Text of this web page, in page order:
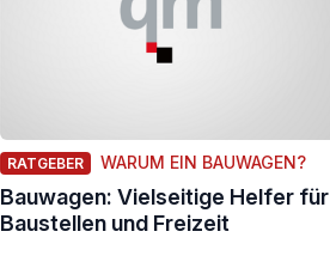
RATGEBER WARUM EIN BAUWAGEN?
Bauwagen: Vielseitige Helfer für
Baustellen und Freizeit